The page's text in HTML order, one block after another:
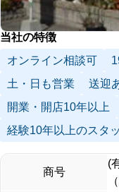
当社の特徴
オンライン相談可
土・日も営業
送迎
開業・開店10年以上
経験10年以上のスタ
商号
(